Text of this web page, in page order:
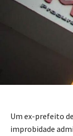
Um ex-prefeito
improbidade